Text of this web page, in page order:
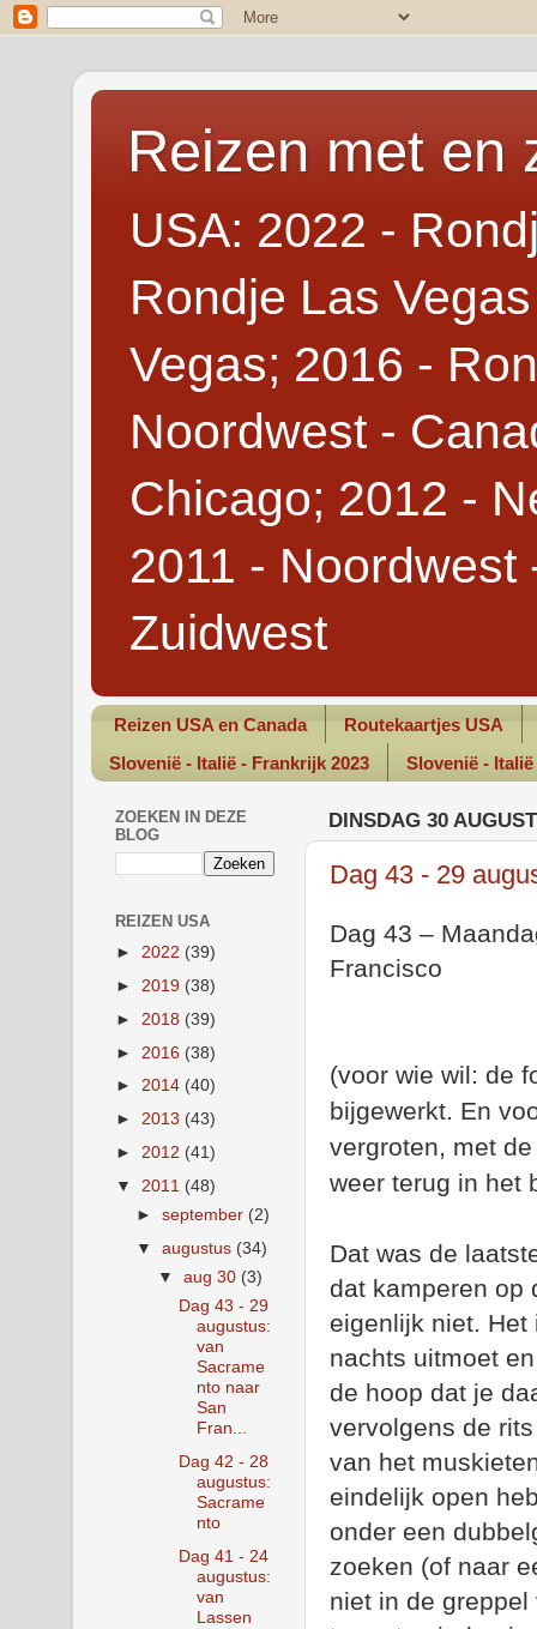
Reizen met en
USA: 2022 -
Rondje Las
Vegas; 2016 -
Noordwest -
Chicago; 2012 -
2011 - Noordwest
Zuidwest
Reizen USA en Canada
Routekaartjes USA
Slovenië - Italië - Frankrijk 2023
Slovenië -
DINSDAG 30
Dag 43 - 29
Dag 43 –
Francisco
(voor wie wil: de
bijgewerkt. En
vergroten, met
weer terug in het
Dat was de
dat kamperen op
eigenlijk niet. Het
nachts uitmoet
de hoop dat je
vervolgens de
van het
eindelijk open
onder een
zoeken (of naar
niet in de
ZOEKEN IN DEZE
BLOG
REIZEN USA
► 2022 (39)
► 2019 (38)
► 2018 (39)
► 2016 (38)
► 2014 (40)
► 2013 (43)
► 2012 (41)
▼ 2011 (48)
►september (2)
▼augustus (34)
▼ aug 30 (3)
Dag 43 - 29
augustus:
van
Sacrame
nto naar
San
Fran...
Dag 42 - 28
augustus:
Sacrame
nto
Dag 41 - 24
augustus:
van
Lassen